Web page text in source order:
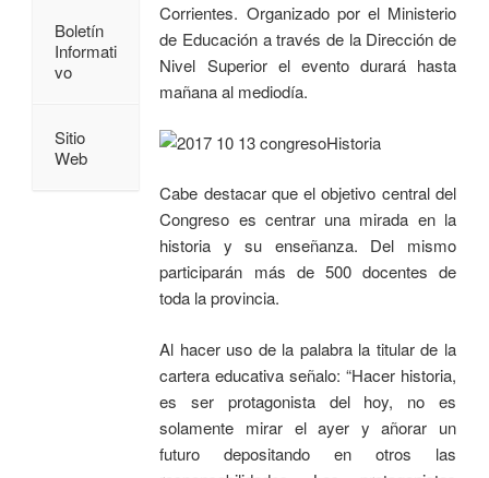
Corrientes. Organizado por el Ministerio
de Educación a través de la Dirección de
Nivel Superior el evento durará hasta
mañana al mediodía.
Cabe destacar que el objetivo central del
Congreso es centrar una mirada en la
historia y su enseñanza. Del mismo
participarán más de 500 docentes de
toda la provincia.
Al hacer uso de la palabra la titular de la
cartera educativa señalo: “Hacer historia,
es ser protagonista del hoy, no es
solamente mirar el ayer y añorar un
futuro depositando en otros las
Boletín
Informati
vo
Sitio
Web